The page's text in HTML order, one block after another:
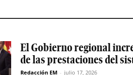
El Gobierno regional
de las prestaciones del
Redacción EM - julio 17, 2026